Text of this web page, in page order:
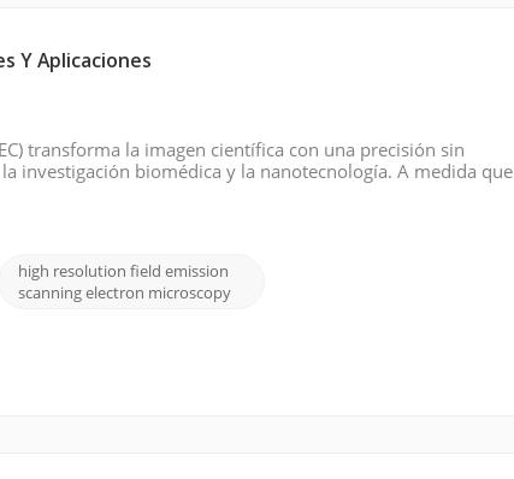
Y Aplicaciones
transforma la imagen científica con una precisión sin
investigación biomédica y la nanotecnología. A medida que
high resolution field emission
scanning electron microscopy